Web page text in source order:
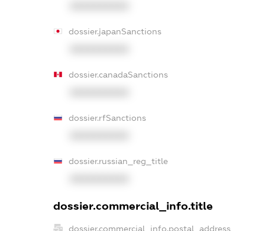
dossier.japanSanctions
dossier.canadaSanctions
dossier.rfSanctions
dossier.russian_reg_title
dossier.commercial_info.title
dossier.commercial_info.postal_address